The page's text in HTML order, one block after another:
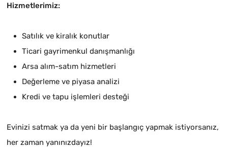
Hizmetlerimiz:
Satılık ve kiralık konutlar
Ticari gayrimenkul danışmanlığı
Arsa alım-satım hizmetleri
Değerleme ve piyasa analizi
Kredi ve tapu işlemleri desteği
Evinizi satmak ya da yeni bir başlangıç yapmak istiyorsanız,
her zaman yanınızdayız!